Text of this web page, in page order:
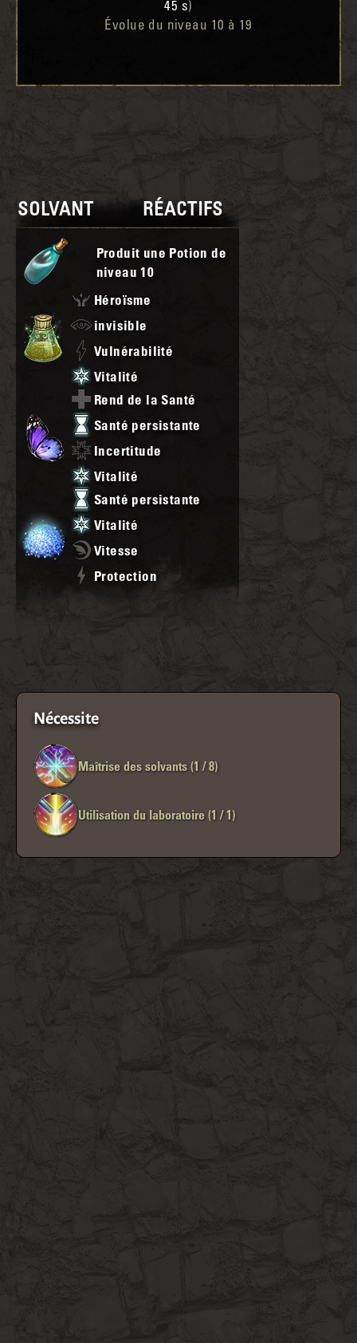
45 s)
Évolue du niveau 10 à 19
SOLVANT RÉACTIFS
Produit une Potion de
niveau10
Héroïsme
invisible
Vulnérabilité
Vitalité
Rend de la Santé
Santé persistante
Incertitude
Vitalité
Santé persistante
Vitalité
Vitesse
Protection
Nécessite
Maîtrise des solvants (1 / 8)
Utilisation du laboratoire (1 / 1)